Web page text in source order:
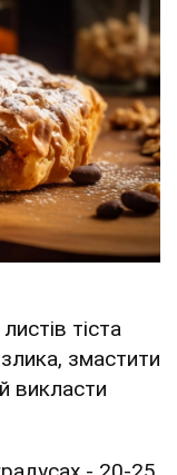
тіста
змастити
викласти